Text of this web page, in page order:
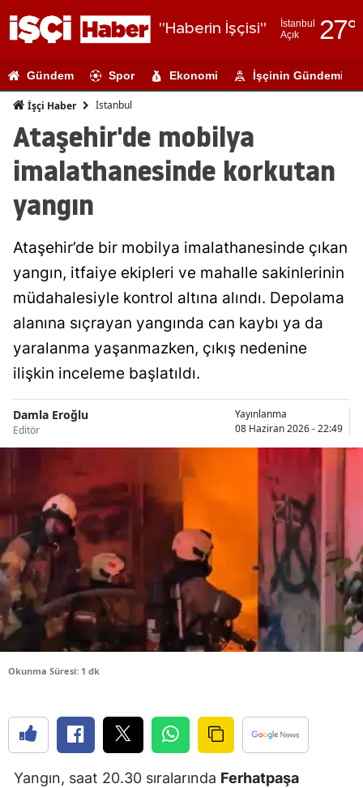
"Haberin İşçisi"
İstanbul
Açık
27°
Adıyaman
Amasya
Antalya
Artvin
Aydın
Balıkesir
Bitlis
Burdur
Bursa
Çanakkale
Çankırı
Diyarbakır
Edirne
Elazığ
Gündem Spor Ekonomi İşçinin Gündemi
İşçi Haber İstanbul
Ataşehir'de mobilya
imalathanesinde korkutan
yangın
Ataşehir’de bir mobilya imalathanesinde çıkan
yangın, itfaiye ekipleri ve mahalle sakinlerinin
müdahalesiyle kontrol altına alındı. Depolama
alanına sıçrayan yangında can kaybı ya da
yaralanma yaşanmazken, çıkış nedenine
ilişkin inceleme başlatıldı.
Damla Eroğlu
Editör
Yayınlanma
08 Haziran 2026 - 22:49
Okunma Süresi: 1 dk
Yangın, saat 20.30 sıralarında Ferhatpaşa